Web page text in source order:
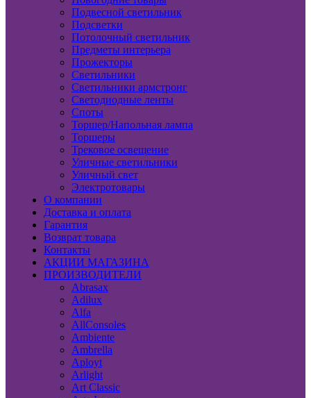
Подвесной светильник
Подсветки
Потолочный светильник
Предметы интерьера
Прожекторы
Светильники
Светильники армстронг
Светодиодные ленты
Споты
Торшер/Напольная лампа
Торшеры
Трековое освещение
Уличные светильники
Уличный свет
Электротовары
О компании
Доставка и оплата
Гарантия
Возврат товара
Контакты
АКЦИИ МАГАЗИНА
ПРОИЗВОДИТЕЛИ
Abrasax
Adilux
Alfa
AllConsoles
Ambiente
Ambrella
Aployt
Arlight
Art Classic